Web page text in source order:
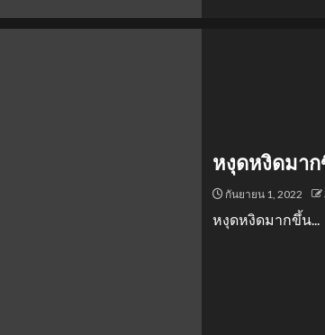
หงุดหงิดมา
กันยายน 1, 2022
หงุดหงิดมากขึ้น...